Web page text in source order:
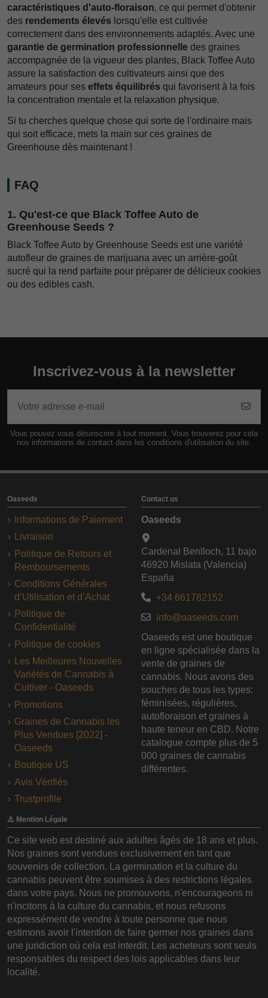
caractéristiques d'auto-floraison, ce qui permet d'obtenir
des rendements élevés lorsqu'elle est cultivée
correctement dans des environnements adaptés. Avec une
garantie de germination professionnelle des graines
accompagnée de la vigueur des plantes, Black Toffee Auto
assure la satisfaction des cultivateurs ainsi que des
amateurs pour ses effets équilibrés qui favorisent à la fois
la concentration mentale et la relaxation physique.
Si tu cherches quelque chose qui sorte de l'ordinaire mais
qui soit efficace, mets la main sur ces graines de
Greenhouse dès maintenant !
FAQ
1. Qu'est-ce que Black Toffee Auto de
Greenhouse Seeds ?
Black Toffee Auto by Greenhouse Seeds est une variété
autofleur de graines de marijuana avec un arrière-goût
sucré qui la rend parfaite pour préparer de délicieux cookies
ou des edibles cash.
Inscrivez-vous à la newsletter
Vous pouvez vous désinscrire à tout moment. Vous trouverez pour cela
nos informations de contact dans les conditions d'utilisation du site.
Oaseeds
Informations de Paiement
Livraison
Politique de Retours et
Remboursements
Conditions Générales
d’Utilisation et d’Achat
Politique de
Confidentialité
Politique de cookies
Les Meilleures Nouvelles
Variétés de Cannabis à
Cultiver - Oaseeds
Promotions
Graines de Cannabis les
Plus Vendues [2022] -
Oaseeds
Boutique US
Avis Vérifiés
Trustprofile
Contact us
Oaseeds
Cardenal Benlloch, 11 bajo
46920 Mislata (Valencia)
España
+34 661782152
info@oaseeds.com
Oaseeds est une boutique
en ligne spécialisée dans la
vente de graines de
cannabis. Nous avons des
souches de tous les types:
féminisées, régulières,
autofloraison et graines à
haute teneur en CBD. Notre
catalogue compte plus de 5
000 graines de cannabis
différentes.
⚠️ Mention Légale
Ce site web est destiné aux adultes âgés de 18 ans et plus.
Nos graines sont vendues exclusivement en tant que
souvenirs de collection. La germination et la culture du
cannabis peuvent être soumises à des restrictions légales
dans votre pays. Nous ne promouvons, n'encourageons ni
n'incitons à la culture du cannabis, et nous refusons
expressément de vendre à toute personne que nous
estimons avoir l'intention de faire germer nos graines dans
une juridiction où cela est interdit. Les acheteurs sont seuls
responsables du respect des lois applicables dans leur
localité.